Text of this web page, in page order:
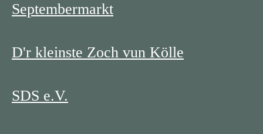
Septembermarkt
D'r kleinste Zoch vun Kölle
SDS e.V.